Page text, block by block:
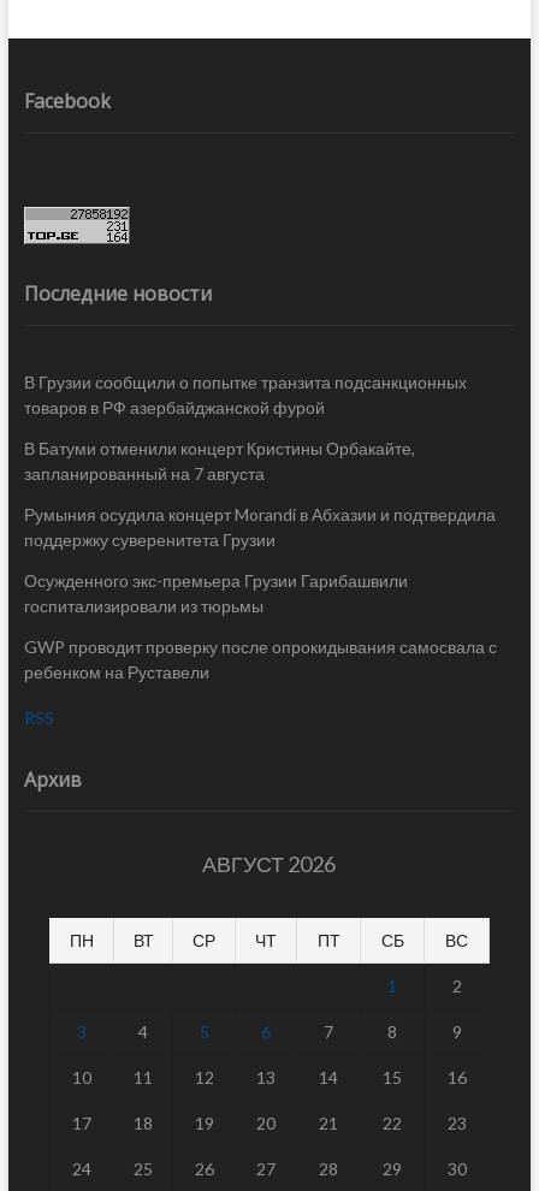
Facebook
Последние новости
В Грузии сообщили о попытке транзита подсанкционных
товаров в РФ азербайджанской фурой
В Батуми отменили концерт Кристины Орбакайте,
запланированный на 7 августа
Румыния осудила концерт Morandi в Абхазии и подтвердила
поддержку суверенитета Грузии
Осужденного экс-премьера Грузии Гарибашвили
госпитализировали из тюрьмы
GWP проводит проверку после опрокидывания самосвала с
ребенком на Руставели
RSS
Архив
АВГУСТ 2026
ПН ВТ СР ЧТ ПТ СБ ВС
1 2
3 4 5 6 7 8 9
10 11 12 13 14 15 16
17 18 19 20 21 22 23
24 25 26 27 28 29 30